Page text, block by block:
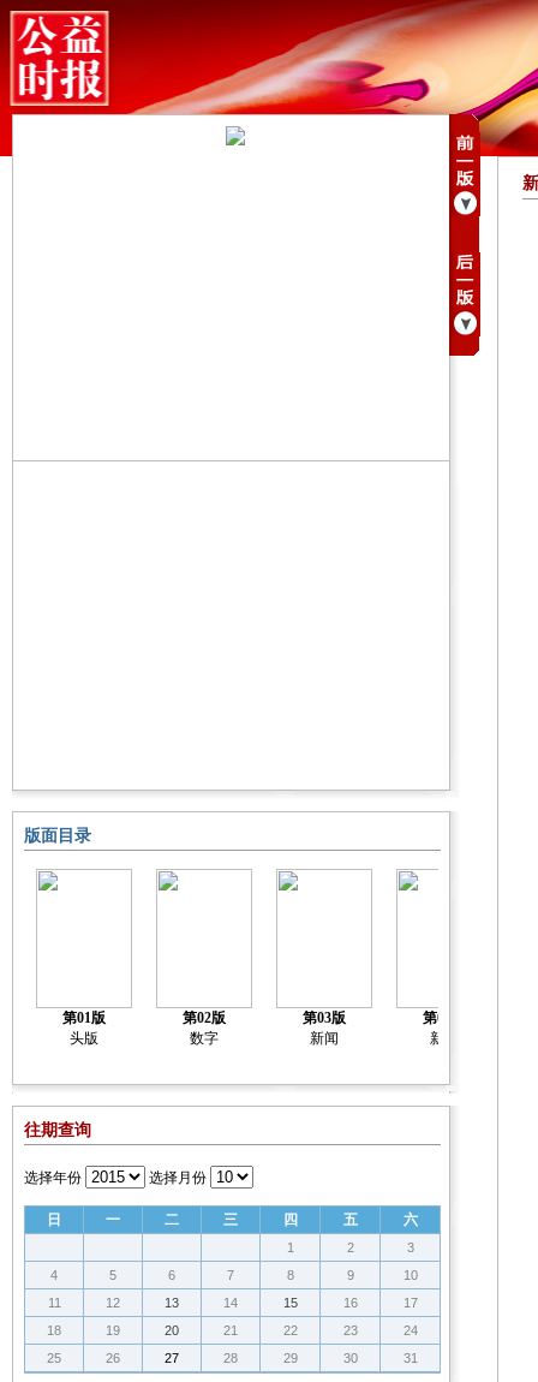
版面目录
第01版
头版
第02版
数字
第03版
新闻
第04版
新闻
往期查询
选择年份 选择月份
日 一 二 三 四 五 六
1 2
3
4
5 6 7 8 9
10
11
12 13 14 15 16
17
18
19 20 21 22 23
24
25
26 27 28 29 30 31